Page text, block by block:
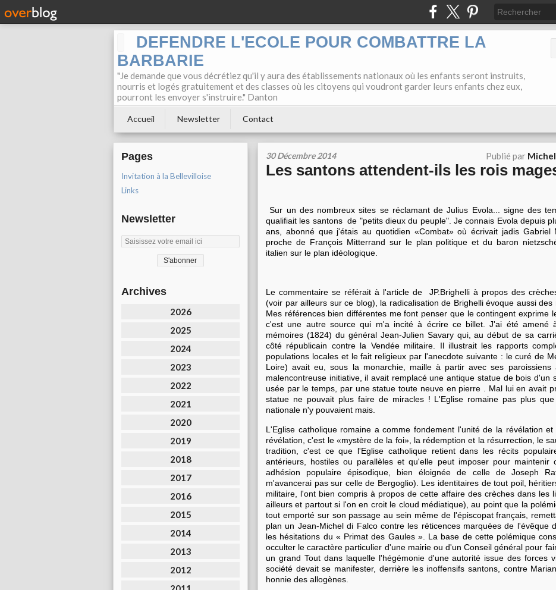
DEFENDRE L'ECOLE POUR COMBATTRE LA
BARBARIE
"Je demande que vous décrétiez qu'il y aura des établissements nationaux où les enfants seront instruits,
nourris et logés gratuitement et des classes où les citoyens qui voudront garder leurs enfants chez eux,
pourront les envoyer s'instruire." Danton
Accueil Newsletter Contact
Pages
Invitation à la Bellevilloise
Links
Newsletter
Archives
2026
2025
2024
2023
2022
2021
2020
2019
2018
2017
2016
2015
2014
2013
2012
30 Décembre 2014 Publié par
Les santons attendent-ils les rois
Sur un des nombreux sites se réclamant de Julius Evola... signe des
qualifiait les santons de "petits dieux du peuple". Je connais Evola depuis
ans, abonné que j'étais au quotidien «Combat» où écrivait jadis Gabriel
proche de François Mitterrand sur le plan politique et du baron
italien sur le plan idéologique.
Le commentaire se référait à l'article de JP.Brighelli à propos des
(voir par ailleurs sur ce blog), la radicalisation de Brighelli évoque aussi des
Mes références bien différentes me font penser que le contingent exprime
c'est une autre source qui m'a incité à écrire ce billet. J'ai été amené
mémoires (1824) du général Jean-Julien Savary qui, au début de sa
côté républicain contre la Vendée militaire. Il illustrait les rapports
populations locales et le fait religieux par l'anecdote suivante : le curé de
Loire) avait eu, sous la monarchie, maille à partir avec ses paroissiens
malencontreuse initiative, il avait remplacé une antique statue de bois d'un
usée par le temps, par une statue toute neuve en pierre . Mal lui en avait
statue ne pouvait plus faire de miracles ! L'Eglise romaine pas plus que
nationale n'y pouvaient mais.
L'Eglise catholique romaine a comme fondement l'unité de la révélation
révélation, c'est le «mystère de la foi», la rédemption et la résurrection, le
tradition, c'est ce que l'Eglise catholique retient dans les récits
antérieurs, hostiles ou parallèles et qu'elle peut imposer pour maintenir
adhésion populaire épisodique, bien éloignée de celle de Joseph
m'avancerai pas sur celle de Bergoglio). Les identitaires de tout poil,
militaire, l'ont bien compris à propos de cette affaire des crèches dans les
ailleurs et partout si l'on en croit le cloud médiatique), au point que la
tout emporté sur son passage au sein même de l'épiscopat français,
plan un Jean-Michel di Falco contre les réticences marquées de l'évêque
les hésitations du « Primat des Gaules ». La base de cette polémique
occulter le caractère particulier d'une mairie ou d'un Conseil général pour
un grand Tout dans laquelle l'hégémonie d'une autorité issue des forces
société devait se manifester, derrière les inoffensifs santons, contre
honnie des allogènes.